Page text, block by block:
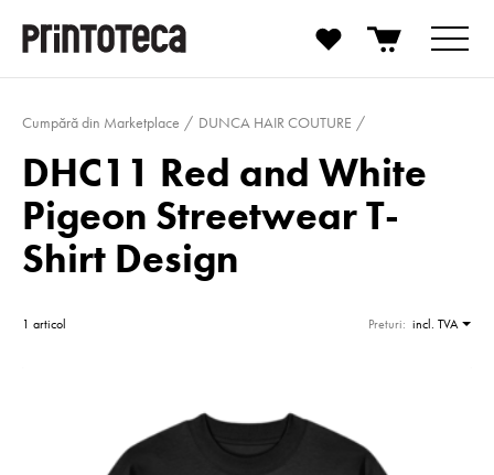
Cumpără din Marketplace DUNCA HAIR COUTURE
DHC11 Red and White
Pigeon Streetwear T-
Shirt Design
1 articol Preturi: incl. TVA